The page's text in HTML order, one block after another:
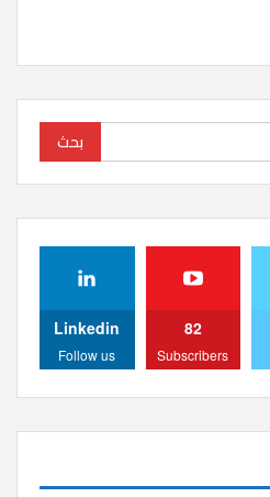
82
Subscribers
Linkedin
Follow us